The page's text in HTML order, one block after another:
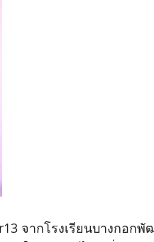
จากโรงเรียนบางกอ